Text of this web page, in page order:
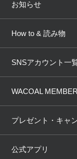
AMPHI
OUR WACOAL
WACOAL
Licensed Brands
店舗を探す
ブラ無料診断
3Dボディスキャン
お知らせ
新着情報
商品回収
ニュース＆トピッ
How to & 読み物
下着の基礎知識
ブラパン
大人の工場見学in
SNSアカウント一
WACOAL
プレゼント・キャ
公式アプリ